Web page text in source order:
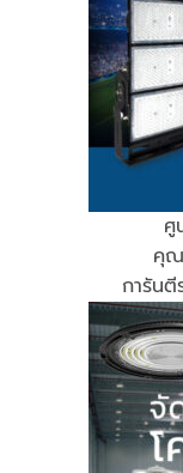
ศู
คุณ
การันตี